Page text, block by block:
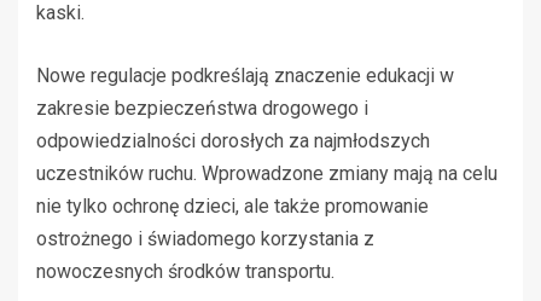
kaski.
Nowe regulacje podkreślają znaczenie edukacji w
zakresie bezpieczeństwa drogowego i
odpowiedzialności dorosłych za najmłodszych
uczestników ruchu. Wprowadzone zmiany mają na celu
nie tylko ochronę dzieci, ale także promowanie
ostrożnego i świadomego korzystania z
nowoczesnych środków transportu.